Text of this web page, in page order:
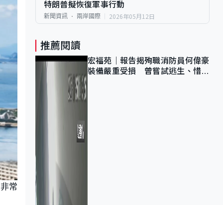
常
特朗普擬恢復軍事行動
新聞資訊 兩岸國際 2026年05月12日
推薦閱讀
宏福苑｜報告揭殉職消防員何偉豪
裝備嚴重受損 曾嘗試逃生、惜別